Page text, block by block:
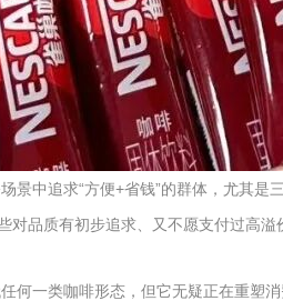
景中追求“方便+省钱”的群体，尤其
对品质有初步追求、又不愿支付过高溢
何一类咖啡形态，但它无疑正在重塑